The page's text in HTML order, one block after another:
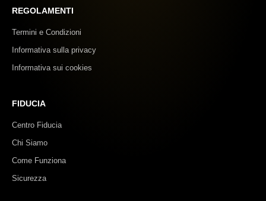
REGOLAMENTI
Termini e Condizioni
Informativa sulla privacy
Informativa sui cookies
FIDUCIA
Centro Fiducia
Chi Siamo
Come Funziona
Sicurezza